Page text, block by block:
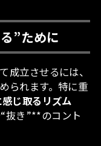
”ために
成立させるには、
られます。特に重
じ取るリズム
抜き”**のコント